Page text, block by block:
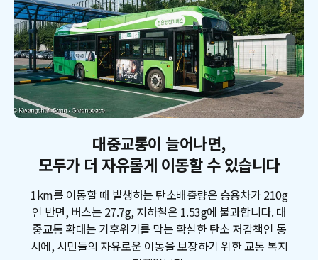
대중교통이 늘어나면,
모두가 더 자유롭게 이동할 수 있습니다
1km를 이동할 때 발생하는 탄소배출량은 승용차가 210g
인 반면, 버스는 27.7g, 지하철은 1.53g에 불과합니다. 대
중교통 확대는 기후위기를 막는 확실한 탄소 저감책인 동
시에, 시민들의 자유로운 이동을 보장하기 위한 교통 복지